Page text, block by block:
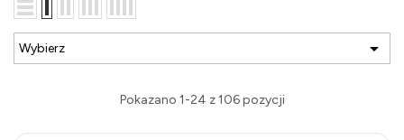
Wybierz 
Pokazano 1-24 z 106 pozycji